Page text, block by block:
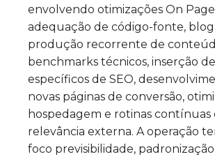
envolvendo otimizações On
adequação de código-fonte,
produção recorrente de
benchmarks técnicos, inserção
específicos de SEO,
novas páginas de conversão,
hospedagem e rotinas contínuas
relevância externa. A operação
foco previsibilidade,